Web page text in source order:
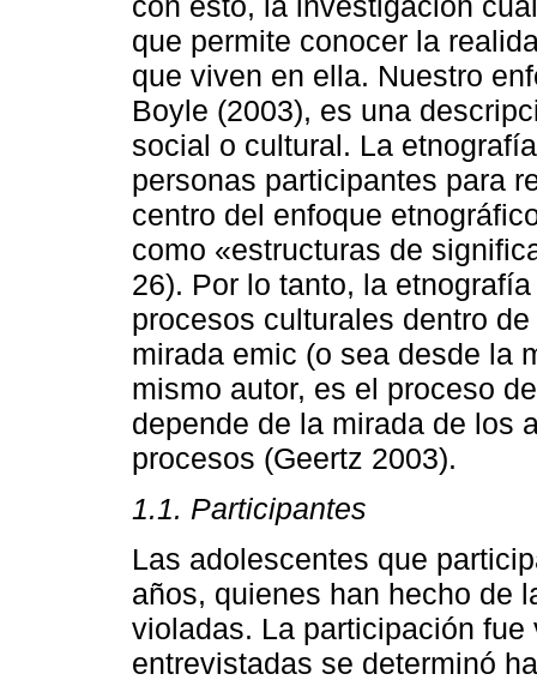
que permite conocer la
que viven en ella. Nuestro
Boyle (2003), es una
social o cultural. La
personas participantes para
centro del enfoque
como «estructuras de
26). Por lo tanto, la
procesos culturales dentro
mirada emic (o sea desde la
mismo autor, es el proceso
depende de la mirada de los
procesos (Geertz 2003).
1.1. Participantes
Las adolescentes que
años, quienes han hecho de
violadas. La participación
entrevistadas se determinó